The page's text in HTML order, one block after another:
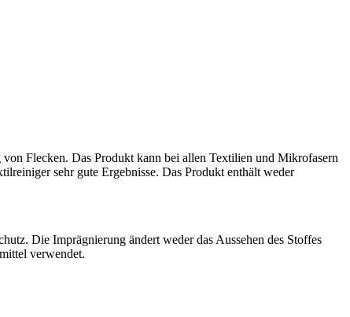
Flecken. Das Produkt kann bei allen Textilien und Mikrofasern
sehr gute Ergebnisse. Das Produkt enthält weder
Die Imprägnierung ändert weder das Aussehen des Stoffes
verwendet.